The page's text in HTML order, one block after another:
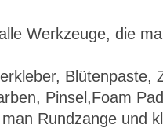
Werkzeuge, die
Blütenpaste,
Pinsel,Foam
Rundzange und